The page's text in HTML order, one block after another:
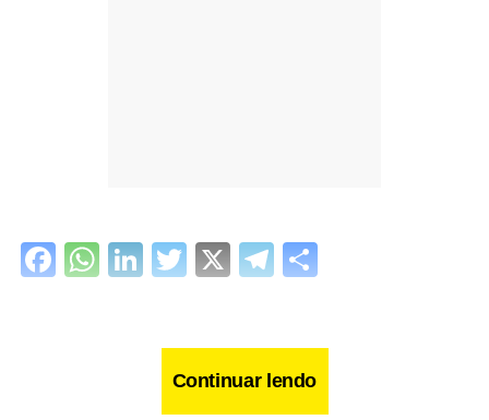
Facebook
WhatsApp
LinkedIn
Twitter
X Telegram
Continuar lendo